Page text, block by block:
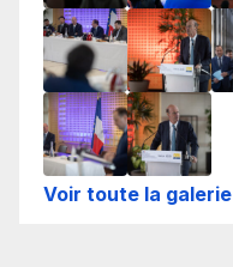
Voir toute la galerie